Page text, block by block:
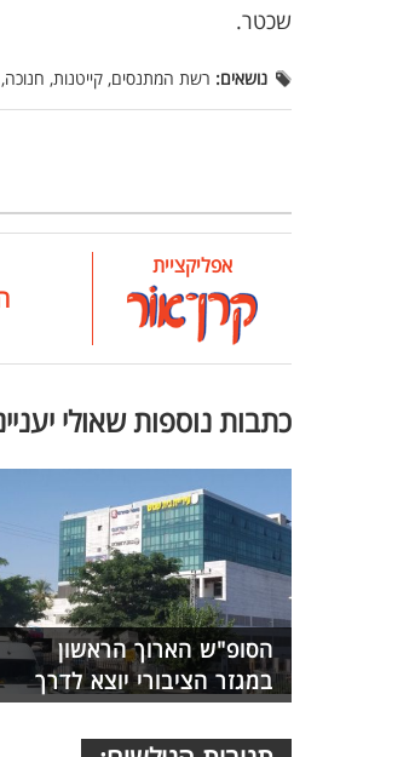
שכטר.
נושאים: רשת המתנסים, קייטנות,
אפליקציית
כתבות נוספות שאולי
הסופ"ש הארוך הראשון
במגזר הציבורי יוצא לדרך